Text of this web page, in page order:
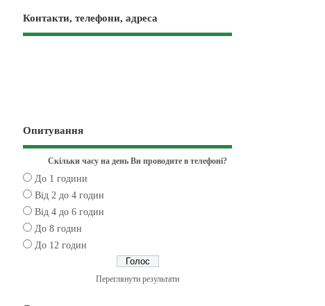
Контакти, телефони, адреса
Опитування
Скільки часу на день Ви проводите в телефоні?
До 1 години
Від 2 до 4 годин
Від 4 до 6 годин
До 8 годин
До 12 годин
Переглянути результати